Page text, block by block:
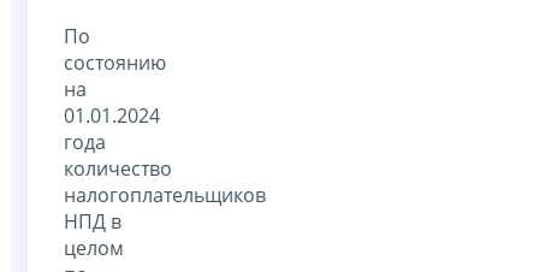
По
состоянию
на
01.01.2024
года
количество
налогоплательщиков
НПД в
целом